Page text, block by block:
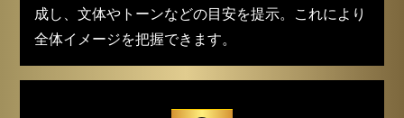
⑦ この本が売れる理由→ 市場分析に基づき、あ
なたの本が売れる理由を提示します。